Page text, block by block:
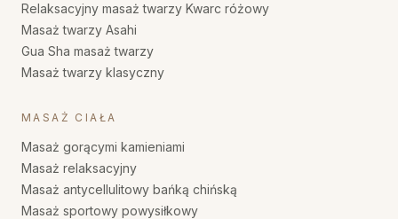
Relaksacyjny masaż twarzy Kwarc różowy
Masaż twarzy Asahi
Gua Sha masaż twarzy
Masaż twarzy klasyczny
MASAŻ CIAŁA
Masaż gorącymi kamieniami
Masaż relaksacyjny
Masaż antycellulitowy bańką chińską
Masaż sportowy powysiłkowy